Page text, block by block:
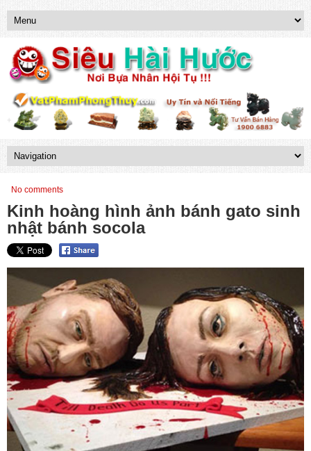
No comments
Kinh hoàng hình ảnh bánh gato sinh
nhật bánh socola